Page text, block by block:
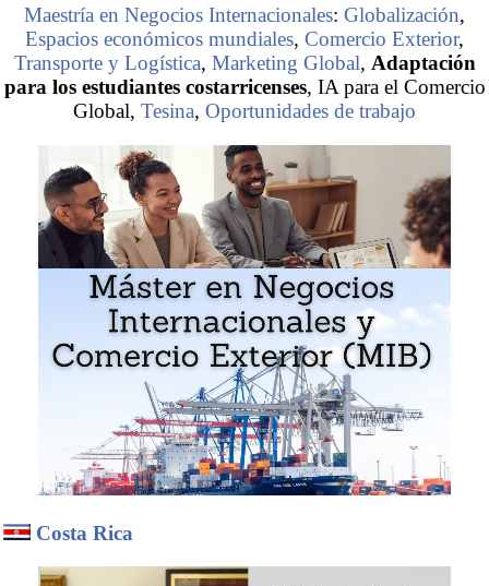
Maestría en Negocios Internacionales: Globalización,
Espacios económicos mundiales, Comercio Exterior,
Transporte y Logística, Marketing Global, Adaptación
para los estudiantes costarricenses, IA para el Comercio
Global, Tesina, Oportunidades de trabajo
Costa Rica